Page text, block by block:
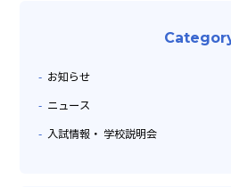
お知らせ
ニュース
入試情報・ 学校説明会